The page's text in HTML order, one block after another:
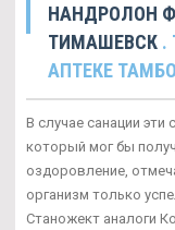
НАНДРОЛОН
ТИМАШЕВСК .
АПТЕКЕ
В случае санации эти
который мог бы
оздоровление,
организм только
Станожект аналоги